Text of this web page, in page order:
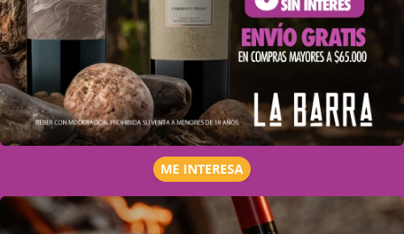
ME INTERESA